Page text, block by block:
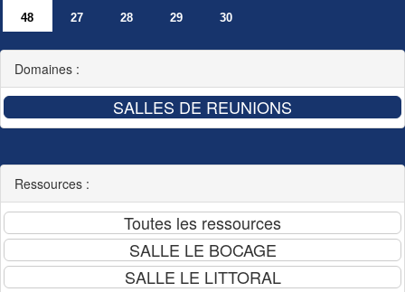
48
27 28 29 30
Domaines :
Ressources :